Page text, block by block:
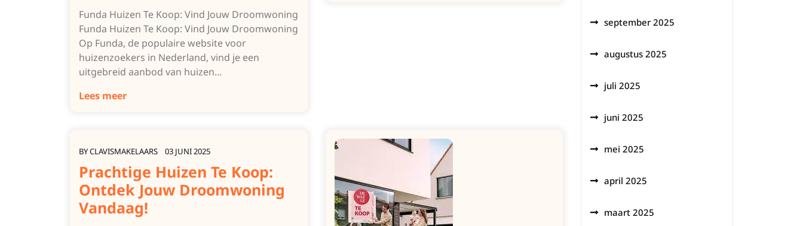
Funda Huizen Te Koop: Vind Jouw Droomwoning
Funda Huizen Te Koop: Vind Jouw Droomwoning
Op Funda, de populaire website voor
huizenzoekers in Nederland, vind je een
uitgebreid aanbod van huizen…
Lees meer
BYCLAVISMAKELAARS 03 JUNI 2025
Prachtige Huizen Te Koop:
Ontdek Jouw Droomwoning
Vandaag!
september 2025
augustus 2025
juli 2025
juni 2025
mei 2025
april 2025
maart 2025